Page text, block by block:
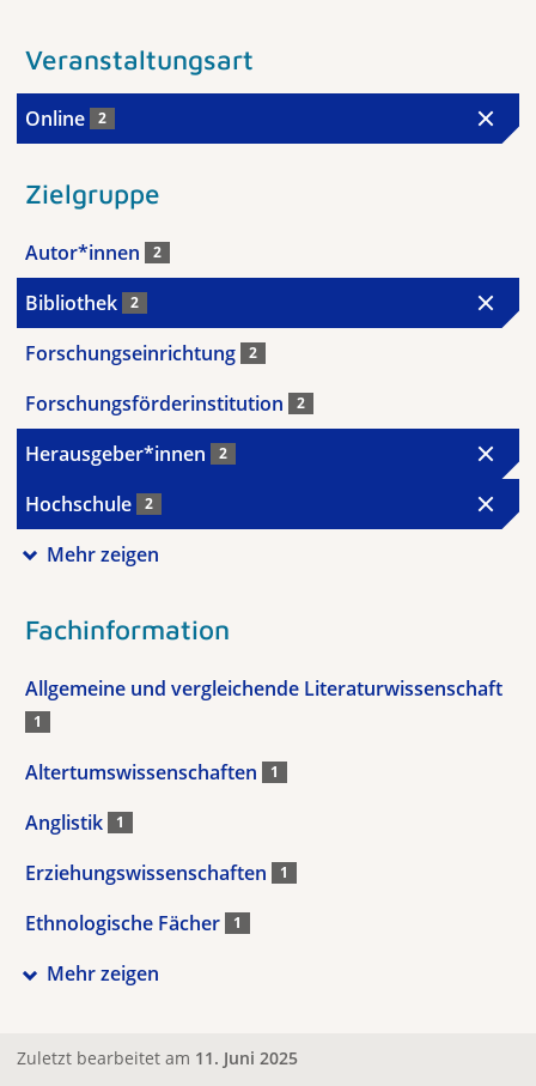
Veranstaltungsart
Online 2
Zielgruppe
Autor*innen 2
Bibliothek 2
Forschungseinrichtung 2
Forschungsförderinstitution 2
Herausgeber*innen 2
Hochschule 2
Mehr zeigen
Fachinformation
Allgemeine und vergleichende Literaturwissenschaft
1
Altertumswissenschaften 1
Anglistik 1
Erziehungswissenschaften 1
Ethnologische Fächer 1
Mehr zeigen
Zuletzt bearbeitet am 11. Juni 2025